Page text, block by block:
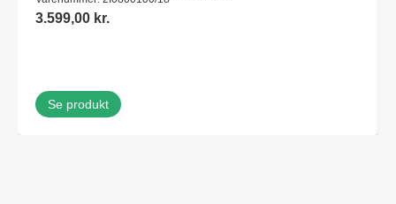
3.599,00 kr.
Se produkt